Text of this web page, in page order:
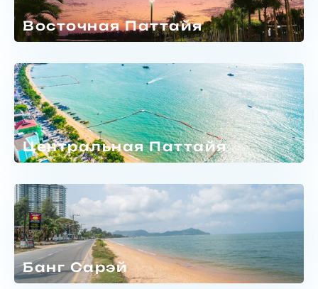
Восточная Паттайя
Центральная Паттайя
Банг Сарэй